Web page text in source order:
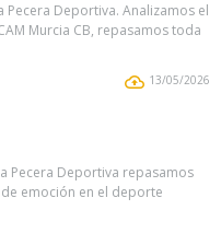
Pecera Deportiva. Analizamos el
Murcia CB, repasamos toda
13/05/2026
Pecera Deportiva repasamos
emoción en el deporte